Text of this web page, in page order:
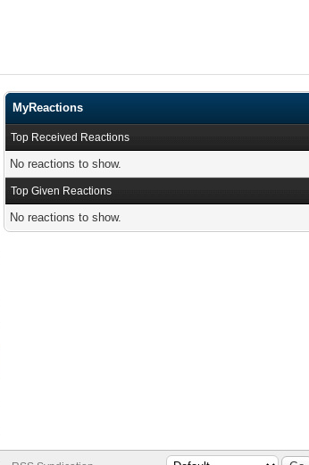
MyReactions
Top Received Reactions
No reactions to show.
Top Given Reactions
No reactions to show.